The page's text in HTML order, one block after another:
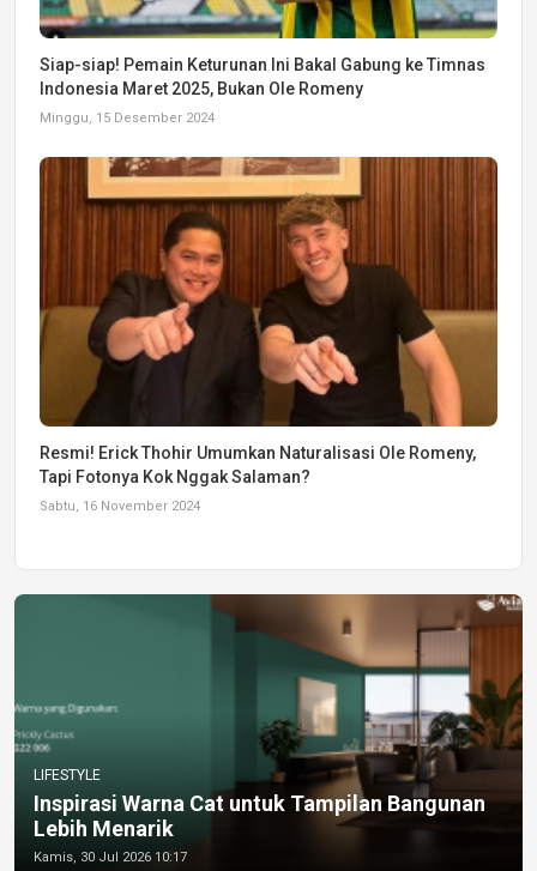
Siap-siap! Pemain Keturunan Ini Bakal Gabung ke Timnas
Indonesia Maret 2025, Bukan Ole Romeny
Minggu, 15 Desember 2024
Resmi! Erick Thohir Umumkan Naturalisasi Ole Romeny,
Tapi Fotonya Kok Nggak Salaman?
Sabtu, 16 November 2024
LIFESTYLE
Inspirasi Warna Cat untuk Tampilan Bangunan
Lebih Menarik
Kamis, 30 Jul 2026 10:17